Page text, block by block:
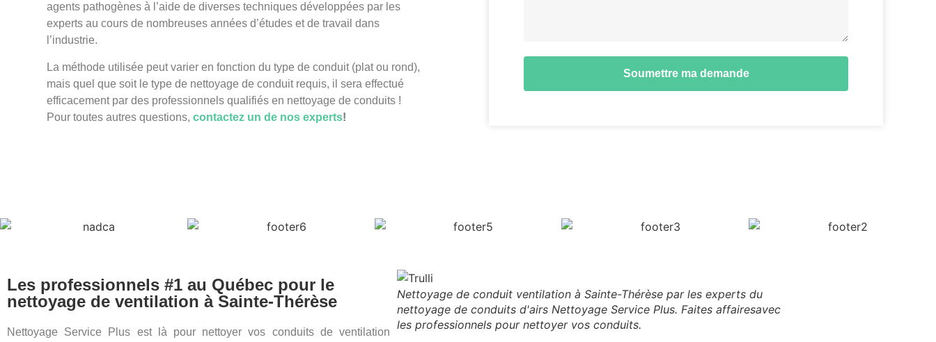
agents pathogènes à l’aide de diverses techniques développées par les
experts au cours de nombreuses années d’études et de travail dans
l’industrie.
La méthode utilisée peut varier en fonction du type de conduit (plat ou rond),
mais quel que soit le type de nettoyage de conduit requis, il sera effectué
efficacement par des professionnels qualifiés en nettoyage de conduits !
Pour toutes autres questions, contactez un de nos experts!
Soumettre ma demande
Les professionnels #1 au Québec pour le
nettoyage de ventilation à Sainte-Thérèse
Nettoyage Service Plus est là pour nettoyer vos conduits de ventilation
Nettoyage de conduit ventilation à Sainte-Thérèse par les experts du
nettoyage de conduits d'airs Nettoyage Service Plus. Faites affairesavec
les professionnels pour nettoyer vos conduits.